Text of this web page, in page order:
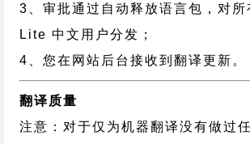
3、审批通过自动释放语言包，对
Lite 中文用户分发；
4、您在网站后台接收到翻译更新。
翻译质量
注意：对于仅为机器翻译没有做过